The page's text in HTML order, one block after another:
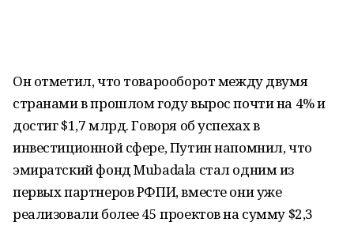
Он отметил, что товарооборот между двумя
странами в прошлом году вырос почти на 4% и
достиг $1,7 млрд. Говоря об успехах в
инвестиционной сфере, Путин напомнил, что
эмиратский фонд Mubadala стал одним из
первых партнеров РФПИ, вместе они уже
реализовали более 45 проектов на сумму $2,3